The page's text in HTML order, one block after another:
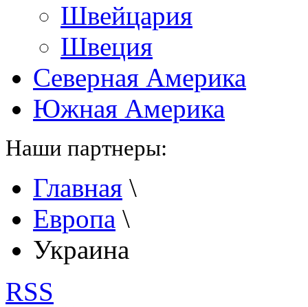
Швейцария
Швеция
Северная Америка
Южная Америка
Наши партнеры:
Главная \
Европа \
Украина
RSS